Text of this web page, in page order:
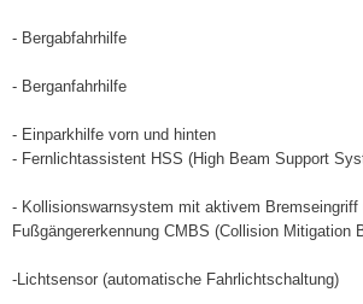
- Bergabfahrhilfe
- Berganfahrhilfe
- Einparkhilfe vorn und hinten
- Fernlichtassistent HSS (High Beam Support
- Kollisionswarnsystem mit aktivem Bremseingriff
Fußgängererkennung CMBS (Collision Mitigation
-Lichtsensor (automatische Fahrlichtschaltung)